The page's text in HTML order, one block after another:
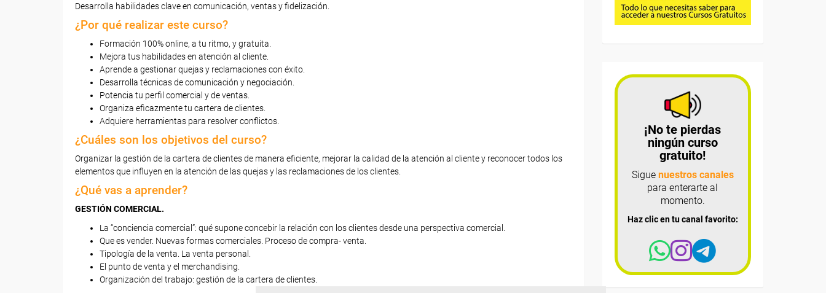
Desarrolla habilidades clave en comunicación, ventas y fidelización.
¿Por qué realizar este curso?
Formación 100% online, a tu ritmo, y gratuita.
Mejora tus habilidades en atención al cliente.
Aprende a gestionar quejas y reclamaciones con éxito.
Desarrolla técnicas de comunicación y negociación.
Potencia tu perfil comercial y de ventas.
Organiza eficazmente tu cartera de clientes.
Adquiere herramientas para resolver conflictos.
¿Cuáles son los objetivos del curso?
Organizar la gestión de la cartera de clientes de manera eficiente, mejorar la calidad de la atención al cliente y reconocer todos los
elementos que influyen en la atención de las quejas y las reclamaciones de los clientes.
¿Qué vas a aprender?
GESTIÓN COMERCIAL.
La “conciencia comercial”: qué supone concebir la relación con los clientes desde una perspectiva comercial.
Que es vender. Nuevas formas comerciales. Proceso de compra- venta.
Tipología de la venta. La venta personal.
El punto de venta y el merchandising.
Organización del trabajo: gestión de la cartera de clientes.
¡No te pierdas
ningún curso
gratuito!
Sigue nuestros canales
para enterarte al
momento.
Haz clic en tu canal favorito: